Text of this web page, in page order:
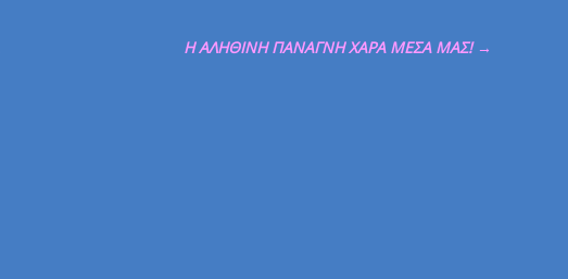
Η ΑΛΗΘΙΝΗ ΠΑΝΑΓΝΗ ΧΑΡΑ ΜΕΣΑ ΜΑΣ! →